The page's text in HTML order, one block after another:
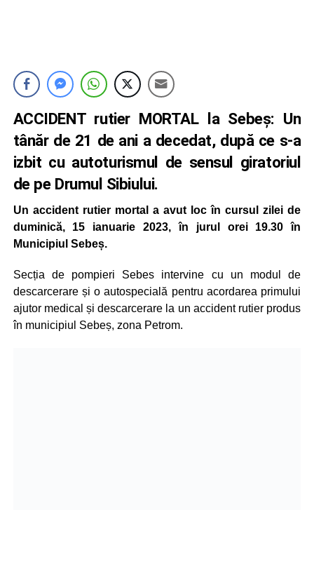
ACCIDENT rutier MORTAL la Sebeș: Un
tânăr de 21 de ani a decedat, după ce s-a
izbit cu autoturismul de sensul giratoriul
de pe Drumul Sibiului.
Un accident rutier mortal a avut loc în cursul zilei de
duminică, 15 ianuarie 2023, în jurul orei 19.30 în
Municipiul Sebeș.
Secția de pompieri Sebes intervine cu un modul de
descarcerare și o autospecială pentru acordarea primului
ajutor medical și descarcerare la un accident rutier produs
în municipiul Sebeș, zona Petrom.